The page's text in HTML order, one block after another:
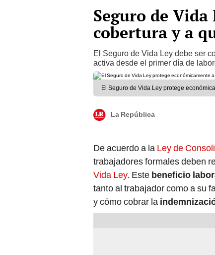
Seguro de Vida
cobertura y a
El Seguro de Vida Ley debe ser
activa desde el primer día de
El Seguro de Vida Ley protege
La República
De acuerdo a la Ley de
trabajadores formales deben
Vida Ley. Este beneficio
tanto al trabajador como a su
y cómo cobrar la